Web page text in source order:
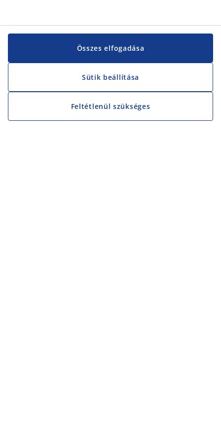
Összes elfogadása
Sütik beállítása
Feltétlenül szükséges